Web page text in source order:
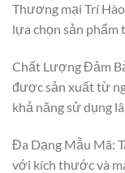
Thương mại Trí
lựa chọn sản phẩm
Chất Lượng Đảm
được sản xuất từ
khả năng sử dụng
Đa Dạng Mẫu Mã:
với kích thước và